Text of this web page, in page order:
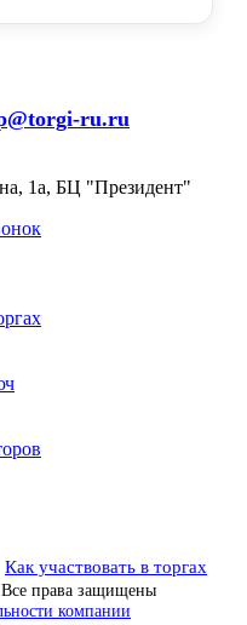
ru.ru
1а, БЦ "Президент"
Как участвовать в торгах
права защищены
компании